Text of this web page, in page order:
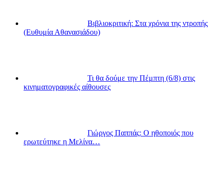
Βιβλιοκριτική: Στα χρόνια της ντροπής
(Ευθυμία Αθανασιάδου)
Τι θα δούμε την Πέμπτη (6/8) στις
κινηματογραφικές αίθουσες
Γιώργος Παππάς: Ο ηθοποιός που
ερωτεύτηκε η Μελίνα…